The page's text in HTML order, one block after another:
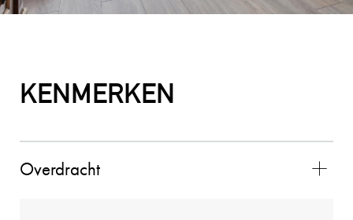
KENMERKEN
Overdracht
De contacten met Charles liepen zeer goed. Hij
voldeed boven verwachting en alles verliep
gehele samenwerking en zouden Charles als
makelaar zeker aanbevelen!!